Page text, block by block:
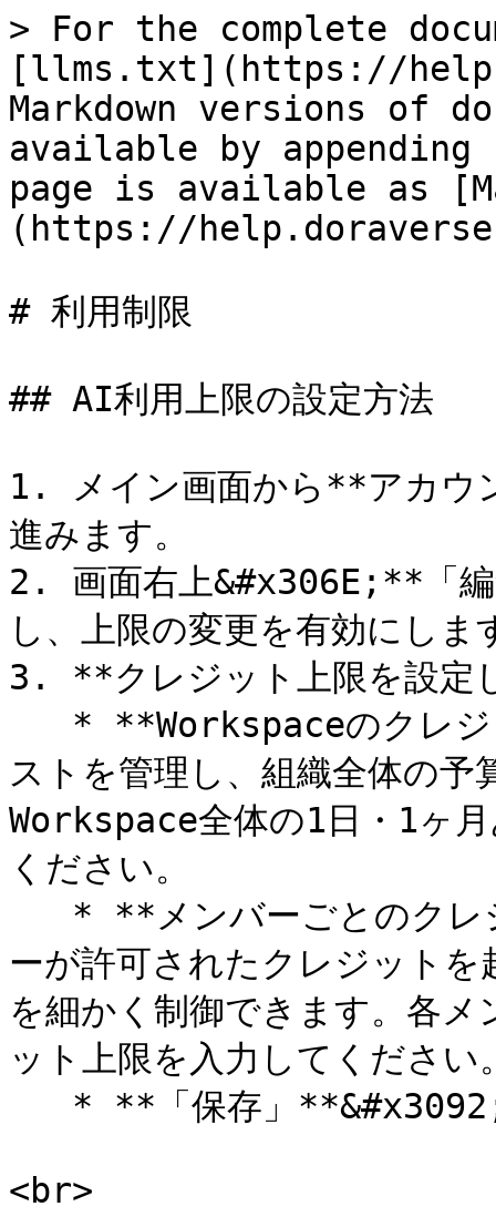
> For the complete
[llms.txt](https://
Markdown versions of
available by
page is available as
(https://
# 利用制限
## AI利用上限の設定方法
1. メイン画面から**アカ
進みます。
2. 画面右上&#x306E;**「
し、上限の変更を有効にしま
3. **クレジット上限を設定
ストを管理し、組織全体の
Workspace全体の1日・1ヶ
ください。
ーが許可されたクレジット
を細かく制御できます。各
ット上限を入力してください